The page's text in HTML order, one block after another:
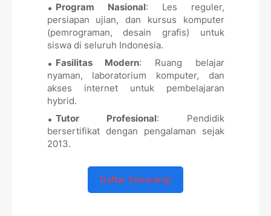
Program Nasional: Les reguler,
persiapan ujian, dan kursus komputer
(pemrograman, desain grafis) untuk
siswa di seluruh Indonesia.
Fasilitas Modern: Ruang belajar
nyaman, laboratorium komputer, dan
akses internet untuk pembelajaran
hybrid.
Tutor Profesional: Pendidik
bersertifikat dengan pengalaman sejak
2013.
Daftar Sekarang!